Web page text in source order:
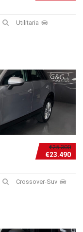
Utilitaria
€25.300
€23.490
Crossover-Suv